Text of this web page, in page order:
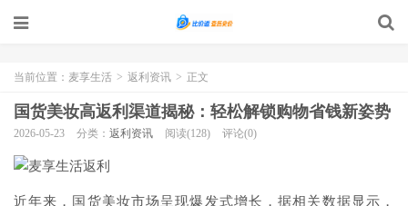
当前位置： 麦享生活 > 返利资讯 > 正文
国货美妆高返利渠道揭秘：轻松解锁购物省钱新姿势
2026-05-23 分类： 返利资讯 阅读(128) 评论(0)
近年来，国货美妆市场呈现爆发式增长，据相关数据显示，